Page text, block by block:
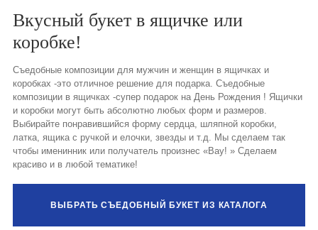
Вкусный букет в ящичке или
коробке!
Съедобные композиции для мужчин и женщин в ящичках и
коробках -это отличное решение для подарка. Съедобные
композиции в ящичках -супер подарок на День Рождения ! Ящички
и коробки могут быть абсолютно любых форм и размеров.
Выбирайте понравившийся форму сердца, шляпной коробки,
латка, ящика с ручкой и елочки, звезды и т.д. Мы сделаем так
чтобы именинник или получатель произнес «Вау! » Сделаем
красиво и в любой тематике!
ВЫБРАТЬ СЪЕДОБНЫЙ БУКЕТ ИЗ КАТАЛОГА